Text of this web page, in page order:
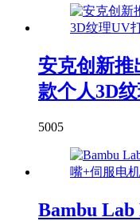
安克创新推
款个人3D
5005
Bambu